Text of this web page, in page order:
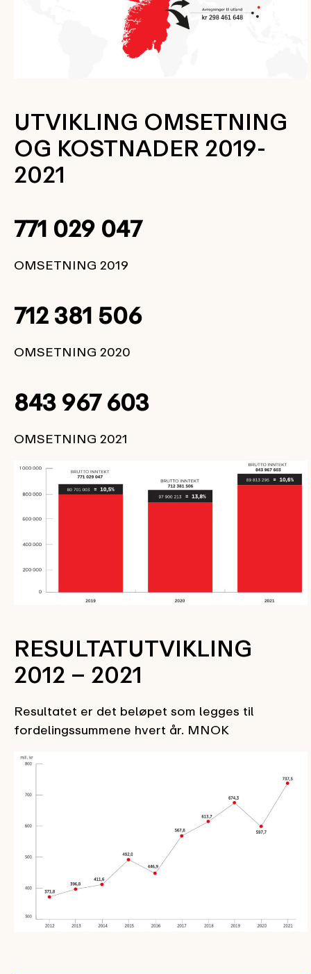
UTVIKLING OMSETNING
OG KOSTNADER 2019-
2021
771 029 047
OMSETNING 2019
712 381 506
OMSETNING 2020
843 967 603
OMSETNING 2021
RESULTATUTVIKLING
2012 – 2021
Resultatet er det beløpet som legges til
fordelingssummene hvert år. MNOK